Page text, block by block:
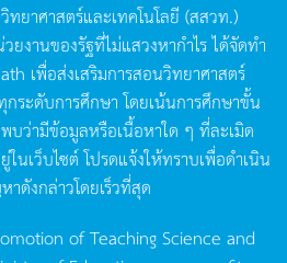
ยาศาสตร์และเทคโนโลยี (สสวท.)
ยงานของรัฐที่ไม่แสวงหากำไรได้จัดทำ
เพื่อส่งเสริมการสอนวิทยาศาสตร์
ระดับการศึกษา โดยเน้นการศึกษาขั้น
บว่ามีข้อมูลหรือเนื้อหาใด ๆ ที่ละเมิด
นเว็บไซต์โปรดแจ้งให้ทราบเพื่อดำเนิน
ดังกล่าวโดยเร็วที่สุด
of Teaching Science and